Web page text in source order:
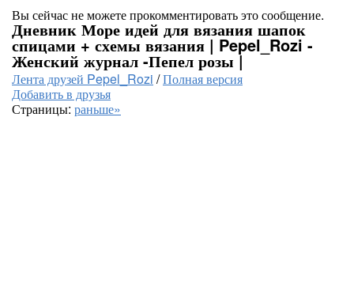
Вы сейчас не можете прокомментировать это сообщение.
Дневник Море идей для вязания шапок
спицами + схемы вязания | Pepel_Rozi -
Женский журнал -Пепел розы |
Лента друзей Pepel_Rozi /Полная версия
Добавить в друзья
Страницы: раньше»